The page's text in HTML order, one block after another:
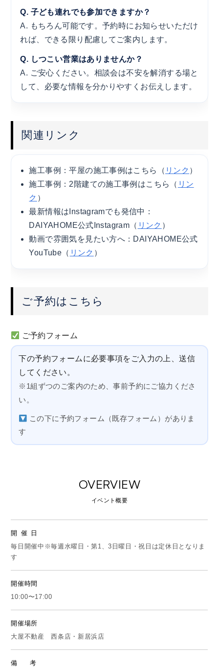
Q. 子ども連れでも参加できますか？
A. もちろん可能です。予約時にお知らせいただけ
れば、できる限り配慮してご案内します。
Q. しつこい営業はありませんか？
A. ご安心ください。相談会は不安を解消する場と
して、必要な情報を分かりやすくお伝えします。
関連リンク
施工事例：平屋の施工事例はこちら（ リンク ）
施工事例：2階建ての施工事例はこちら（ リン
ク ）
最新情報はInstagramでも発信中：
DAIYAHOME公式Instagram（ リンク ）
動画で雰囲気を見たい方へ：DAIYAHOME公式
YouTube（ リンク ）
ご予約はこちら
ご予約フォーム
下の予約フォームに必要事項をご入力の上、送信
してください。
※1組ずつのご案内のため、事前予約にご協力くださ
い。
この下に予約フォーム（既存フォーム）がありま
す
OVERVIEW
イベント概要
開催日
毎日開催中※毎週水曜日・第1、3日曜日・祝日は定休日となりま
す
開催時間
10:00〜17:00
開催場所
大屋不動産 西条店・新居浜店
備考